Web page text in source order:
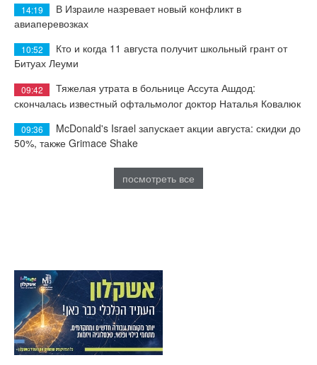
14:19
В Израиле назревает новый конфликт в
авиаперевозках
10:52
Кто и когда 11 августа получит школьный грант от
Битуах Леуми
09:42
Тяжелая утрата в больнице Ассута Ашдод:
скончалась известный офтальмолог доктор Наталья Ковалюк
09:36
McDonald's Israel запускает акции августа: скидки до
50%, также Grimace Shake
посмотреть все